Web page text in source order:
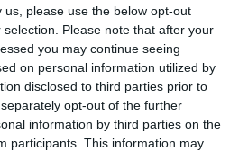
please use the below opt-out
Please note that after your
you may continue seeing
on personal information utilized by
disclosed to third parties prior to
opt-out of the further
information by third parties on the
participants. This information may
με το Υαλουρονικό οξύ, προσφέρει
αναπληρώνοντας την φυσική υγρασία
στο δέρμα με αποτέλεσμα την